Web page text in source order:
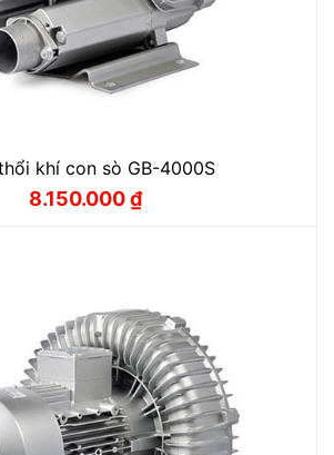
khí con sò GB-4000S
Giá
8.150.000₫
Giá